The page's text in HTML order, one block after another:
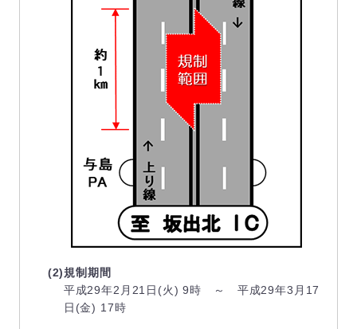
(2)規制期間
平成29年2月21日(火) 9時 ～ 平成29年3月17
日(金) 17時